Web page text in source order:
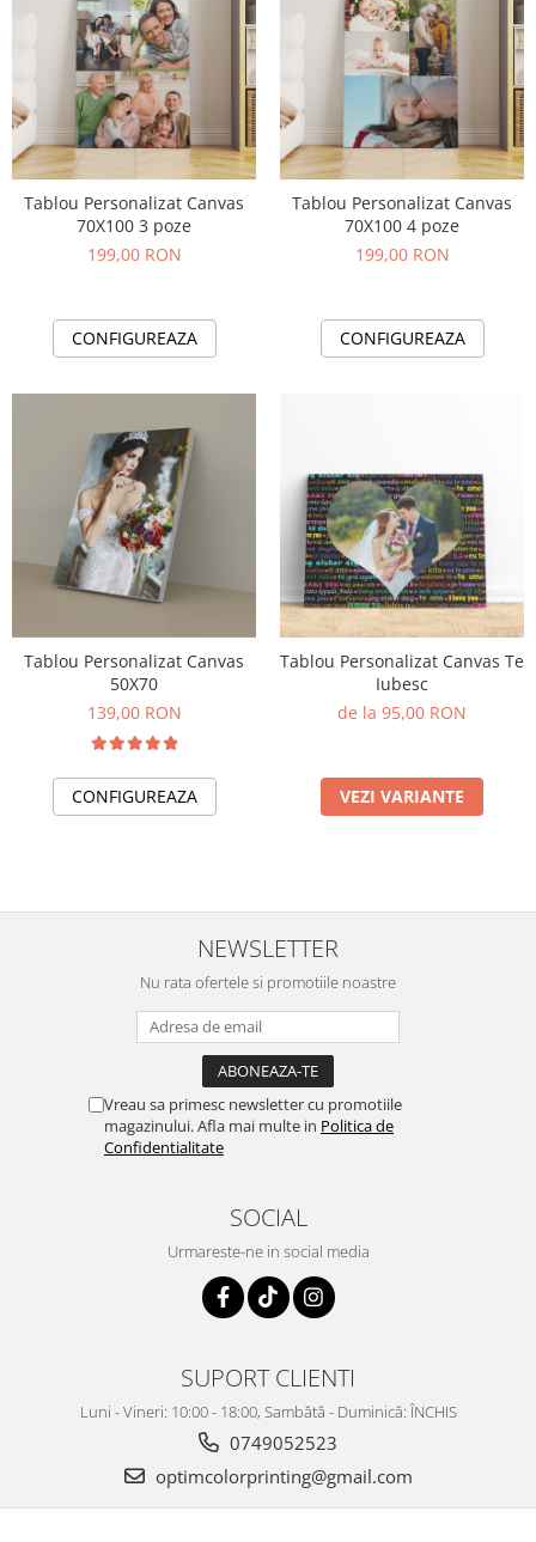
Tablou Personalizat Canvas
70X100 3 poze
199,00 RON
CONFIGUREAZA
Tablou Personalizat Canvas
70X100 4 poze
199,00 RON
CONFIGUREAZA
Tablou Personalizat Canvas
50X70
139,00 RON
CONFIGUREAZA
Tablou Personalizat Canvas Te
Iubesc
de la 95,00 RON
VEZI VARIANTE
NEWSLETTER
Nu rata ofertele si promotiile noastre
Vreau sa primesc newsletter cu promotiile
magazinului. Afla mai multe in Politica de
Confidentialitate
SOCIAL
Urmareste-ne in social media
SUPORT CLIENTI
Luni - Vineri: 10:00 - 18:00, Sambătă - Duminică: ÎNCHIS
0749052523
optimcolorprinting@gmail.com